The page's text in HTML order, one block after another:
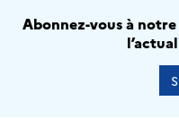
Abonnez-vous à